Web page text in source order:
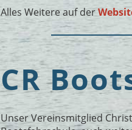
Alles Weitere auf der
CR
Unser Vereinsmitglied